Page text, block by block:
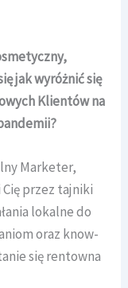
jak wyróżnić się
Klientów na
Marketer,
przez tajniki
lokalne do
oraz know-
się rentowna